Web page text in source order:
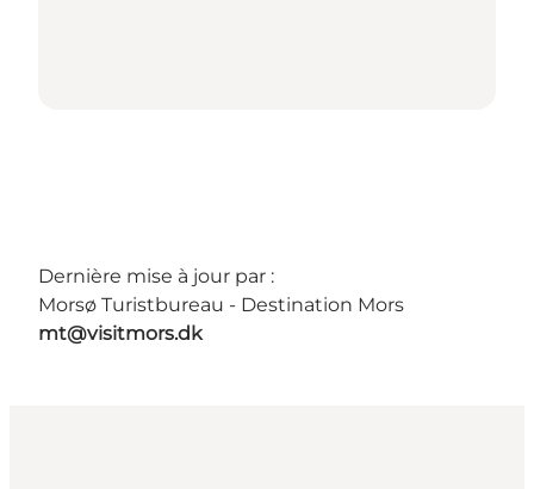
Dernière mise à jour par :
Morsø Turistbureau - Destination Mors
mt@visitmors.dk